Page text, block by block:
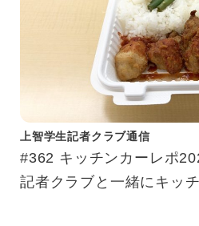
上智学生記者クラブ通信
#362 キッチンカーレポ
記者クラブと一緒にキッ